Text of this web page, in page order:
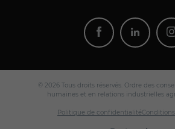
© 2026 Tous droits réservés. Ordre des
humaines et en relations industrielles
Politique de confidentialité